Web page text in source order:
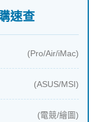
速查
(Pro/Air/iMac)
(ASUS/MSI)
(電競/繪圖)